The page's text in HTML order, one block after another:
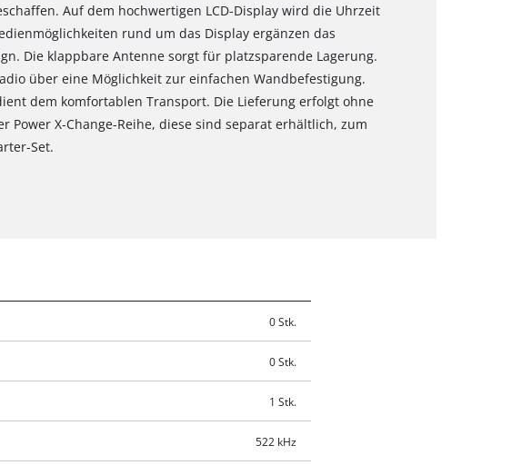
um
Auf dem hochwertigen LCD-Display wird die Uhrzeit
rund um das Display ergänzen das
Die klappbare Antenne sorgt für platzsparende Lagerung.
über eine Möglichkeit zur einfachen Wandbefestigung.
dem komfortablen Transport. Die Lieferung erfolgt ohne
Power X-Change-Reihe, diese sind separat erhältlich, zum
Set.
0 Stk.
0 Stk.
1 Stk.
522 kHz